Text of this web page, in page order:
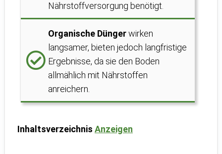
Nährstoffversorgung benötigt.
Organische Düngerwirken
langsamer, bieten jedoch langfristige
Ergebnisse, da sie den Boden
allmählich mit Nährstoffen
anreichern.
Inhaltsverzeichnis Anzeigen